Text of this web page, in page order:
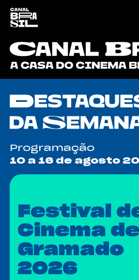
Programação
10 a 16 de agosto
Festival
Cinema de
Gramado
2026